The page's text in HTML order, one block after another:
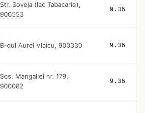
Str. Soveja (lac Tabacarie),
900553
9.36
B-dul Aurel Vlaicu, 900330 9.36
Sos. Mangaliei nr. 179,
900082
9.36